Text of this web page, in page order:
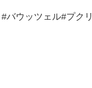
ウッツェル#プク